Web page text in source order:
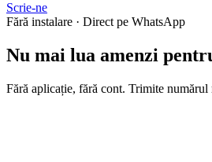
Scrie-ne
Fără instalare · Direct pe WhatsApp
Nu mai lua amenzi
Fără aplicație, fără cont. Trimite